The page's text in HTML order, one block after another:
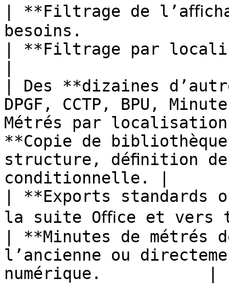
| **Filtrage de
besoins.
| **Filtrage par
| Des **dizaines
DPGF, CCTP, BPU,
Métrés par
**Copie de
structure, déﬁnition
conditionnelle. |
| **Exports standards
la suite Oﬃce et vers
| **Minutes de
l’ancienne ou
numérique.           |